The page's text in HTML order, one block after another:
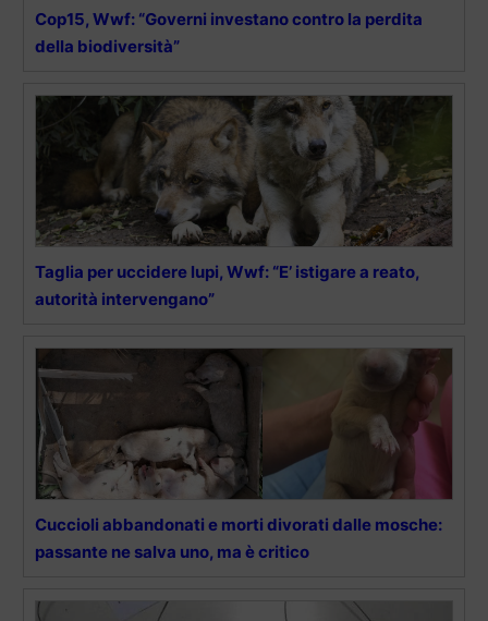
Cop15, Wwf: “Governi investano contro la perdita
della biodiversità”
Taglia per uccidere lupi, Wwf: “E’ istigare a reato,
autorità intervengano”
Cuccioli abbandonati e morti divorati dalle mosche:
passante ne salva uno, ma è critico